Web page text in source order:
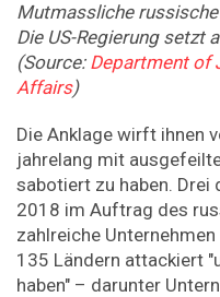
Mutmassliche
Die US-Regierung setzt
(Source: Department of
Affairs)
Die Anklage wirft ihnen
jahrelang mit
sabotiert zu haben. Drei
2018 im Auftrag des
zahlreiche
135 Ländern attackiert
haben" – darunter